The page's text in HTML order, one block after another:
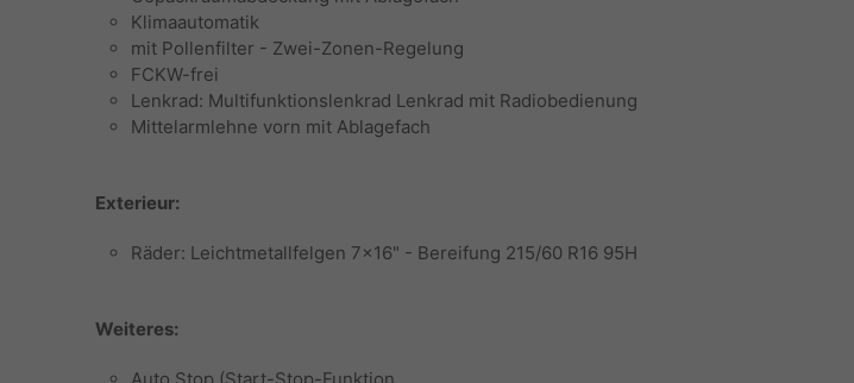
Klimaautomatik
mit Pollenfilter - Zwei-Zonen-Regelung
FCKW-frei
Lenkrad: Multifunktionslenkrad Lenkrad mit Radiobedienung
Mittelarmlehne vorn mit Ablagefach
Exterieur:
Räder: Leichtmetallfelgen 7x16" - Bereifung 215/60 R16 95H
Weiteres:
Auto Stop (Start-Stop-Funktion